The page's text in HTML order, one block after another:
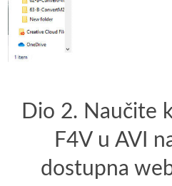
Dio 2. Naučite
F4V u AVI
dostupna